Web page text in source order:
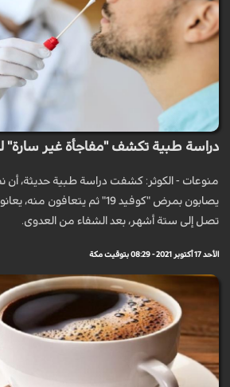
دراسة طبية تكشف "مفاجأة غير سارة"
منوعات - الكوثر: كشفت دراسة طبية حديثة،
يصابون بمرض "كوفيد 19" ثم يتعافون
تصل إلى ستة أشهر، بعد الشفاء من العدوى.
الأحد 17 أكتوبر 2021 - 08:29 بتوقيت مكة